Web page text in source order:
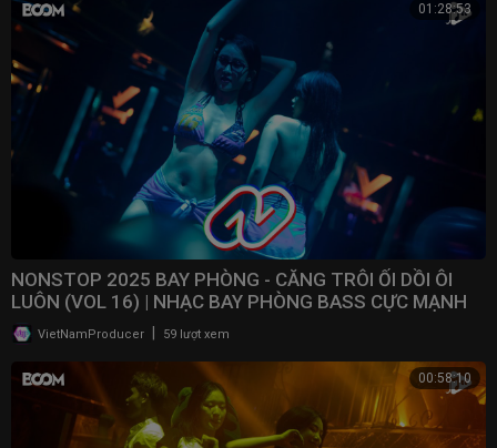
01:28:53
NONSTOP 2025 BAY PHÒNG - CĂNG TRÔI ỐI DỒI ÔI
LUÔN (VOL 16) | NHẠC BAY PHÒNG BASS CỰC MẠNH ​
VietNamProducer 59 lượt xem
00:58:10